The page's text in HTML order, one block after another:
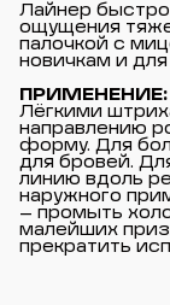
Лайнер быстро
ощущения
палочкой с
новичкам и
ПРИМЕНЕНИЕ:
Лёгкими
направлению
форму. Для
для бровей.
линию вдоль
наружного
– промыть
малейших
прекратить